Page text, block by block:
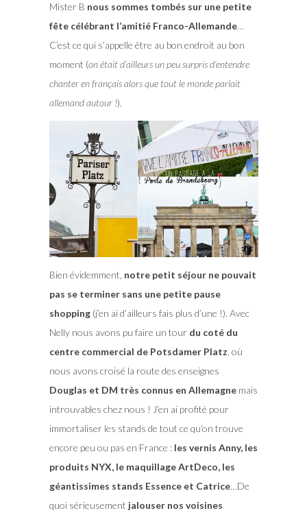
Mister B nous sommes tombés sur une petite
fête célébrant l’amitié Franco-Allemande…
C’est ce qui s’appelle être au bon endroit au bon
moment (on était d’ailleurs un peu surpris d’entendre
chanter en français alors que tout le monde parlait
allemand autour !).
Bien évidemment, notre petit séjour ne pouvait
pas se terminer sans une petite pause
shopping(j’en ai d’ailleurs fais plus d’une !). Avec
Nelly nous avons pu faire un tour du coté du
centre commercial de Potsdamer Platz , où
nous avons croisé la route des enseignes
Douglas et DM très connus en Allemagnemais
introuvables chez nous ! J’en ai profité pour
immortaliser les stands de tout ce qu’on trouve
encore peu ou pas en France :les vernis Anny, les
produits NYX, le maquillage ArtDeco, les
géantissimes stands Essence et Catrice…De
quoi sérieusement jalouser nos voisines